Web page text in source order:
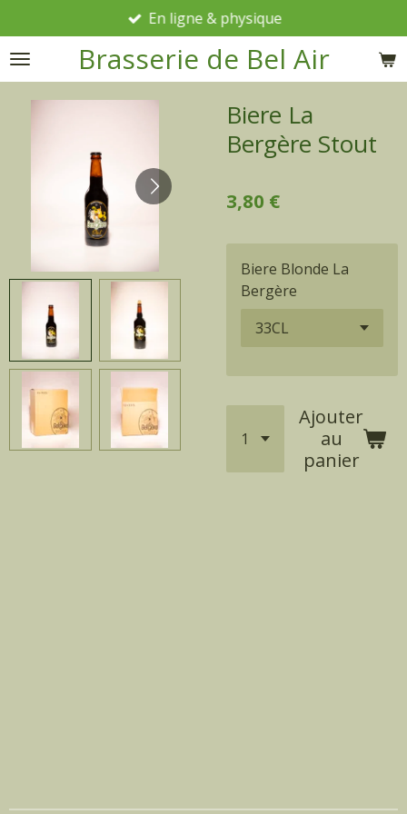
au
contenu
principal
Brasserie de Bel Air
En ligne & physique
Biere La
Bergère Stout
3,80 €
Biere Blonde La
Bergère
Ajouter
au
panier